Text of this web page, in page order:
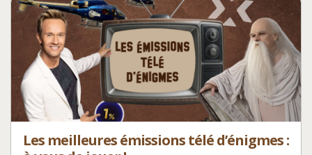
Les meilleures émissions télé d’énigmes :